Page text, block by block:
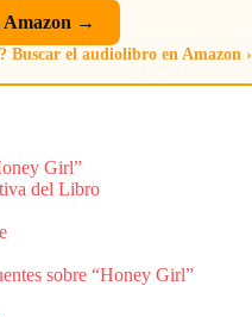
Amazon →
Buscar el audiolibro en Amazon ›
Girl”
del Libro
sobre “Honey Girl”